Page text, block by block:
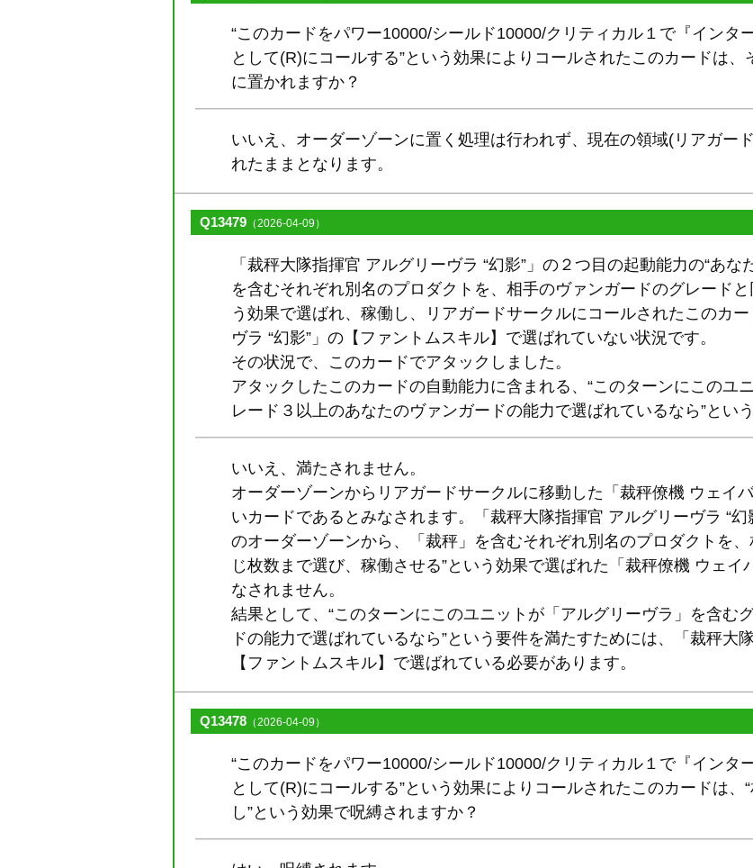
“このカードをパワー10000/シールド10000/クリティカル１で『インタ
として(R)にコールする”という効果によりコールされたこのカードは
に置かれますか？
いいえ、オーダーゾーンに置く処理は行われず、現在の領域(リアガー
れたままとなります。
Q13479 （2026-04-09）
「裁秤大隊指揮官 アルグリーヴラ “幻影”」の２つ目の起動能力の“あな
を含むそれぞれ別名のプロダクトを、相手のヴァンガードのグレード
う効果で選ばれ、稼働し、リアガードサークルにコールされたこのカ
ヴラ “幻影”」の【ファントムスキル】で選ばれていない状況です。
その状況で、このカードでアタックしました。
アタックしたこのカードの自動能力に含まれる、“このターンにこのユ
レード３以上のあなたのヴァンガードの能力で選ばれているなら”とい
いいえ、満たされません。
オーダーゾーンからリアガードサークルに移動した「裁秤僚機 ウェイ
いカードであるとみなされます。「裁秤大隊指揮官 アルグリーヴラ “幻
のオーダーゾーンから、「裁秤」を含むそれぞれ別名のプロダクトを
じ枚数まで選び、稼働させる”という効果で選ばれた「裁秤僚機 ウェ
なされません。
結果として、“このターンにこのユニットが「アルグリーヴラ」を含む
ドの能力で選ばれているなら”という要件を満たすためには、「裁秤大
【ファントムスキル】で選ばれている必要があります。
Q13478 （2026-04-09）
“このカードをパワー10000/シールド10000/クリティカル１で『インタ
として(R)にコールする”という効果によりコールされたこのカードは
し”という効果で呪縛されますか？